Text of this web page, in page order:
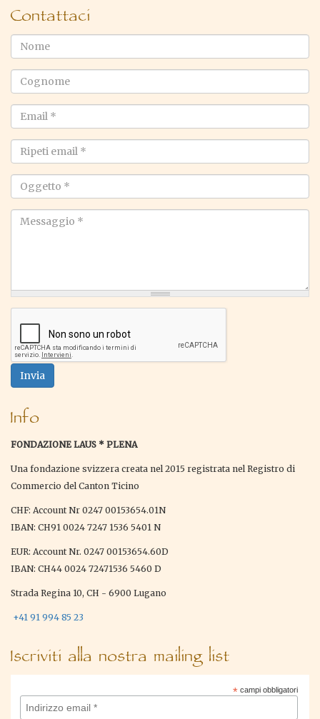
Contattaci
email
*
Invia
Info
FONDAZIONE LAUS * PLENA
Una fondazione svizzera creata nel 2015 registrata nel Registro di
Commercio del Canton Ticino
CHF: Account Nr 0247 00153654.01N
IBAN: CH91 0024 7247 1536 5401 N
EUR: Account Nr. 0247 00153654.60D
IBAN: CH44 0024 72471536 5460 D
Strada Regina 10, CH - 6900 Lugano
+41 91 994 85 23
Iscriviti alla nostra mailing list
*campi obbligatori